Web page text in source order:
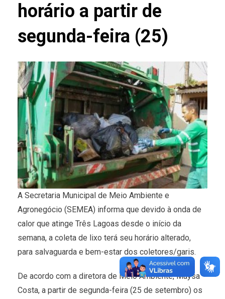
horário a partir de
segunda-feira (25)
A Secretaria Municipal de Meio Ambiente e
Agronegócio (SEMEA) informa que devido à onda de
calor que atinge Três Lagoas desde o início da
semana, a coleta de lixo terá seu horário alterado,
para salvaguarda e bem-estar dos coletores/garis.
De acordo com a diretora de Meio Ambiente, Maysa
Costa, a partir de segunda-feira (25 de setembro) os